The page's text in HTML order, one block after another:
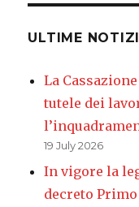
ULTIME
La
tutele dei
19 July 2026
In vigore la
decreto